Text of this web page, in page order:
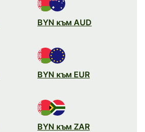
BYN към AUD
BYN към EUR
BYN към ZAR